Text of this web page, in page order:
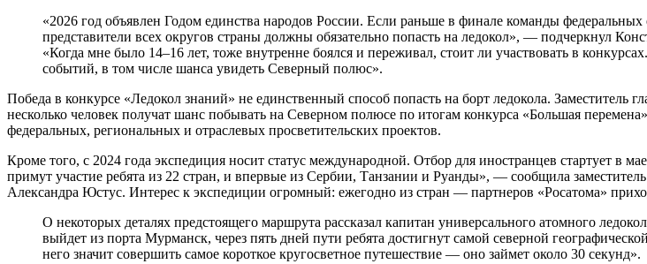
«2026 год объявлен Годом единства народов России. Если раньше в финале команды
представители всех округов страны должны обязательно попасть на ледокол», — подчеркнул
«Когда мне было 14–16 лет, тоже внутренне боялся и переживал, стоит ли участвовать в
событий, в том числе шанса увидеть Северный полюс».
Победа в конкурсе «Ледокол знаний» не единственный способ попасть на борт ледокола.
несколько человек получат шанс побывать на Северном полюсе по итогам конкурса «Большая
федеральных, региональных и отраслевых просветительских проектов.
Кроме того, с 2024 года экспедиция носит статус международной. Отбор для иностранцев стартует в
примут участие ребята из 22 стран, и впервые из Сербии, Танзании и Руанды», — сообщила
Александра Юстус. Интерес к экспедиции огромный: ежегодно из стран — партнеров «Росатома»
О некоторых деталях предстоящего маршрута рассказал капитан универсального атомного
выйдет из порта Мурманск, через пять дней пути ребята достигнут самой северной
него значит совершить самое короткое кругосветное путешествие — оно займет около 30 секунд».